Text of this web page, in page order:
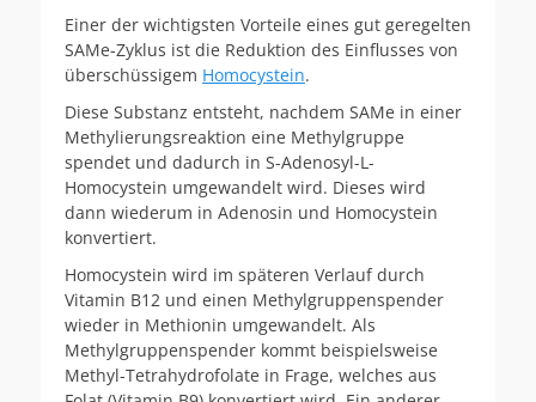
Einer der wichtigsten Vorteile eines gut geregelten
SAMe-Zyklus ist die Reduktion des Einflusses von
überschüssigem Homocystein.
Diese Substanz entsteht, nachdem SAMe in einer
Methylierungsreaktion eine Methylgruppe
spendet und dadurch in S-Adenosyl-L-
Homocystein umgewandelt wird. Dieses wird
dann wiederum in Adenosin und Homocystein
konvertiert.
Homocystein wird im späteren Verlauf durch
Vitamin B12 und einen Methylgruppenspender
wieder in Methionin umgewandelt. Als
Methylgruppenspender kommt beispielsweise
Methyl-Tetrahydrofolate in Frage, welches aus